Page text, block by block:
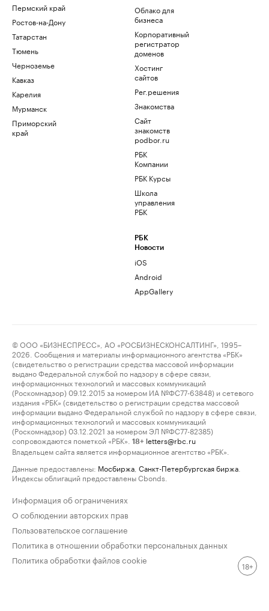
Пермский край
Ростов-на-Дону
Татарстан
Тюмень
Черноземье
Кавказ
Карелия
Мурманск
Приморский
край
Облако для
бизнеса
Корпоративный
регистратор
доменов
Хостинг
сайтов
Рег.решения
Знакомства
Сайт
знакомств
podbor.ru
РБК
Компании
РБК Курсы
Школа
управления
РБК
РБК
Новости
iOS
Android
AppGallery
© ООО «БИЗНЕСПРЕСС», АО «РОСБИЗНЕСКОНСАЛТИНГ», 1995–
2026. Сообщения и материалы информационного агентства «РБК»
(свидетельство о регистрации средства массовой информации
выдано Федеральной службой по надзору в сфере связи,
информационных технологий и массовых коммуникаций
(Роскомнадзор) 09.12.2015 за номером ИА №ФС77-63848) и сетевого
издания «РБК» (свидетельство о регистрации средства массовой
информации выдано Федеральной службой по надзору в сфере связи,
информационных технологий и массовых коммуникаций
(Роскомнадзор) 03.12.2021 за номером ЭЛ №ФС77-82385)
сопровождаются пометкой «РБК».
18+ letters@rbc.ru
Владельцем сайта является информационное агентство «РБК».
Данные предоставлены: Мосбиржа Санкт-Петербургская биржа
Индексы облигаций предоставлены Cbonds.
Информация об ограничениях
О соблюдении авторских прав
Пользовательское соглашение
Политика в отношении обработки персональных данных
Политика обработки файлов cookie
18+